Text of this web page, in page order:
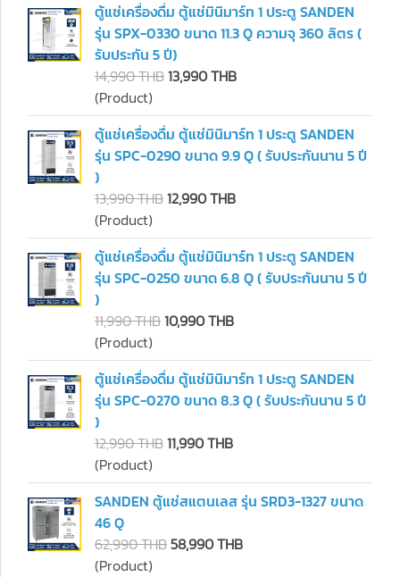
ตู้แช่เครื่องดื่ม ตู้แช่มินิมาร์ท 1 ประตู SANDEN
รุ่น SPX-0330 ขนาด 11.3 Q ความจุ 360 ลิตร (
รับประกัน 5 ปี)
14,990 THB13,990 THB
(Product)
ตู้แช่เครื่องดื่ม ตู้แช่มินิมาร์ท 1 ประตู SANDEN
รุ่น SPC-0290 ขนาด 9.9 Q ( รับประกันนาน 5 ปี
)
13,990 THB12,990 THB
(Product)
ตู้แช่เครื่องดื่ม ตู้แช่มินิมาร์ท 1 ประตู SANDEN
รุ่น SPC-0250 ขนาด 6.8 Q ( รับประกันนาน 5 ปี
)
11,990 THB10,990 THB
(Product)
ตู้แช่เครื่องดื่ม ตู้แช่มินิมาร์ท 1 ประตู SANDEN
รุ่น SPC-0270 ขนาด 8.3 Q ( รับประกันนาน 5 ปี
)
12,990 THB11,990 THB
(Product)
SANDEN ตู้แช่สแตนเลส รุ่น SRD3-1327 ขนาด
46 Q
62,990 THB58,990 THB
(Product)